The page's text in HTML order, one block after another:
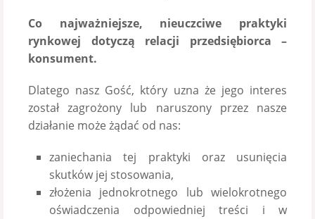
Co najważniejsze, nieuczciwe praktyki
rynkowej dotyczą relacji przedsiębiorca –
konsument.
Dlatego nasz Gość, który uzna że jego interes
został zagrożony lub naruszony przez nasze
działanie może żądać od nas:
zaniechania tej praktyki oraz usunięcia
skutków jej stosowania,
złożenia jednokrotnego lub wielokrotnego
oświadczenia odpowiedniej treści i w